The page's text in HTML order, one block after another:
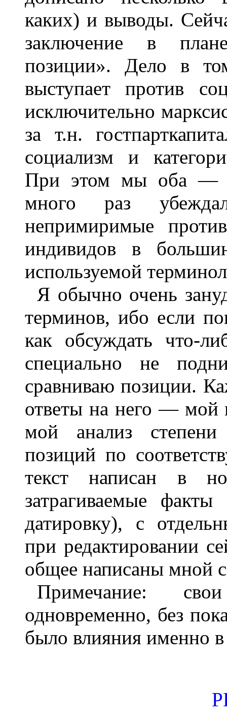
каких) и выводы.
заключение в
позиции». Дело в
выступает против
исключительно
за т.н.
социализм и
При этом мы оба —
много раз
непримиримые
индивидов в
используемой
Я обычно очень
терминов, ибо если
как обсуждать что-
специально не
сравниваю позиции.
ответы на него — мой
мой анализ степени
позиций по
текст написан в
затрагиваемые
датировку), с
при редактировании
общее написаны мной
Примечание:
одновременно, без
было влияния именно